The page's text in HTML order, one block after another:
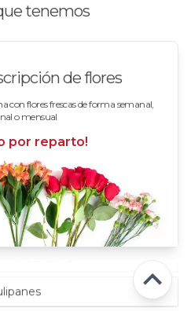
tenemos
de flores
con flores frescas de forma semanal,
o mensual
por reparto!
Damasco
en floreros
Fucsia
Rojas
Rosadas